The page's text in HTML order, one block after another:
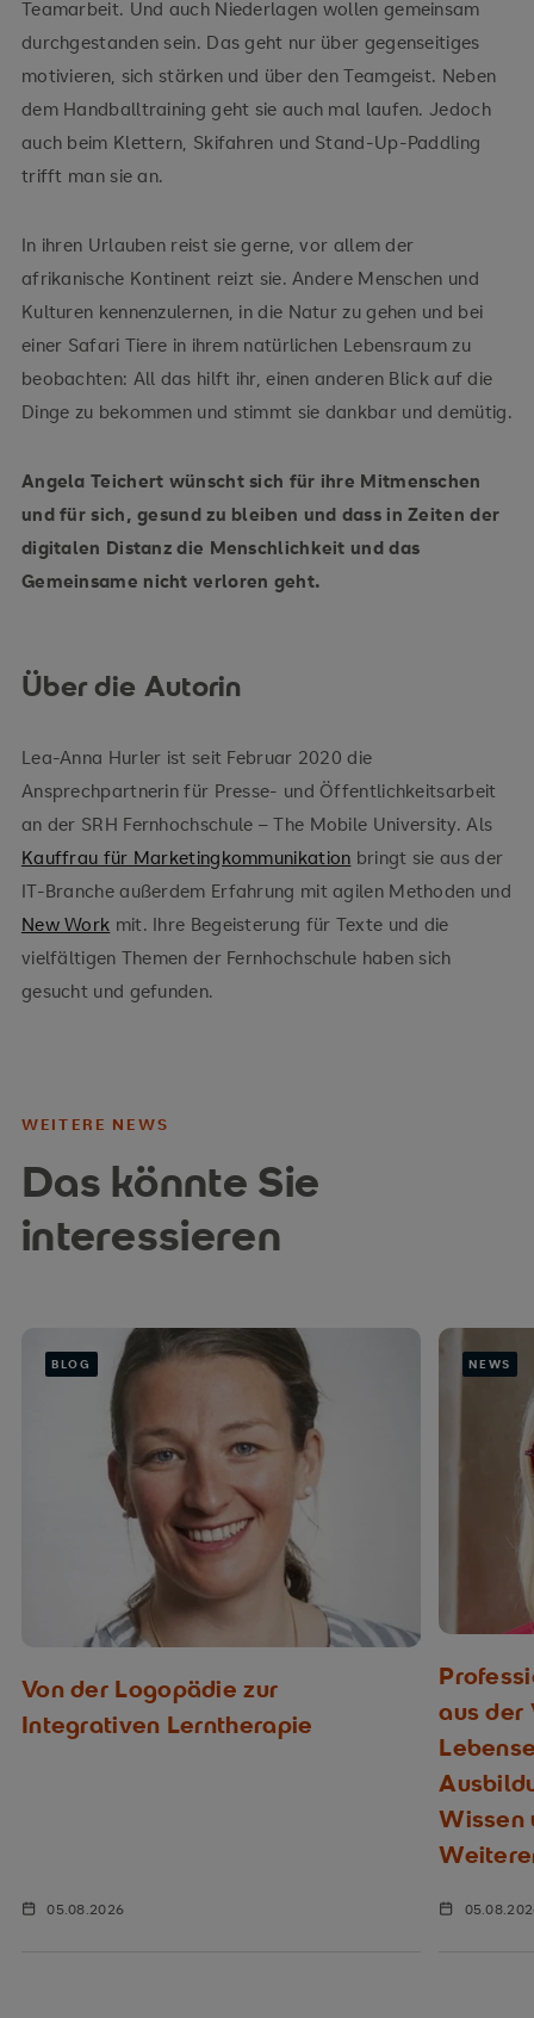
Teamarbeit. Und auch Niederlagen wollen gemeinsam
durchgestanden sein. Das geht nur über gegenseitiges
motivieren, sich stärken und über den Teamgeist. Neben
dem Handballtraining geht sie auch mal laufen. Jedoch
auch beim Klettern, Skifahren und Stand-Up-Paddling
trifft man sie an.
In ihren Urlauben reist sie gerne, vor allem der
afrikanische Kontinent reizt sie. Andere Menschen und
Kulturen kennenzulernen, in die Natur zu gehen und bei
einer Safari Tiere in ihrem natürlichen Lebensraum zu
beobachten: All das hilft ihr, einen anderen Blick auf die
Dinge zu bekommen und stimmt sie dankbar und demütig.
Angela Teichert wünscht sich für ihre Mitmenschen
und für sich, gesund zu bleiben und dass in Zeiten der
digitalen Distanz die Menschlichkeit und das
Gemeinsame nicht verloren geht.
Über die Autorin
Lea-Anna Hurler ist seit Februar 2020 die
Ansprechpartnerin für Presse- und Öffentlichkeitsarbeit
an der SRH Fernhochschule – The Mobile University. Als
Kauffrau für Marketingkommunikation bringt sie aus der
IT-Branche außerdem Erfahrung mit agilen Methoden und
New Work mit. Ihre Begeisterung für Texte und die
vielfältigen Themen der Fernhochschule haben sich
gesucht und gefunden.
WEITERE NEWS
Das könnte Sie
interessieren
BLOG
Von der Logopädie zur
Integrativen Lerntherapie
05.08.2026
NEWS
aus der
Wissen